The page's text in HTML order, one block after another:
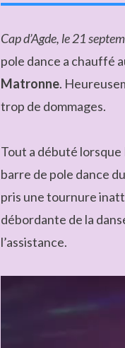
Cap d’Agde, le 21
pole dance a chauffé
Matronne.
trop de dommages.
Tout a débuté
barre de pole dance
pris une tournure
débordante de la
l’assistance.